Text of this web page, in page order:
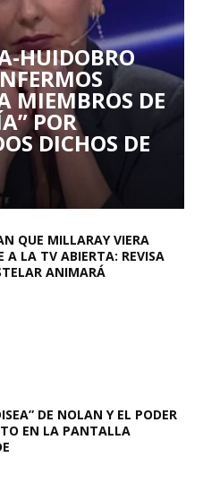
HUIDOBRO
MIEMBROS DE
POR
DICHOS DE
QUE MILLARAY VIERA
A LA TV ABIERTA: REVISA
ANIMARÁ
DE NOLAN Y EL PODER
EN LA PANTALLA